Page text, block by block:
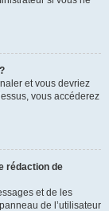
et vous devriez
vous accéderez
rédaction de
et de les
de l’utilisateur